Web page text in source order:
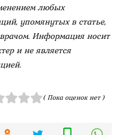
любых
упомянутых в статье,
Информация носит
и не является
( Пока оценок нет )